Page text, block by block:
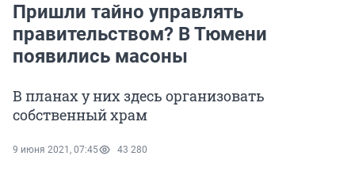
Пришли тайно управлять
правительством? В Тюмени
появились масоны
В планах у них здесь организовать
собственный храм
9 июня 2021, 07:45 43 280